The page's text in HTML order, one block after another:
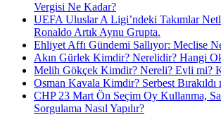
Vergisi Ne Kadar?
UEFA Uluslar A Ligi’ndeki Takımlar
Ronaldo Artık Aynu Grupta.
Ehliyet Affı Gündemi Sallıyor: Meclise
Akın Gürlek Kimdir? Nerelidir? Hangi
Melih Gökçek Kimdir? Nereli? Evli mi?
Osman Kavala Kimdir? Serbest Bırakıldı
CHP 23 Mart Ön Seçim Oy Kullanma,
Sorgulama Nasıl Yapılır?